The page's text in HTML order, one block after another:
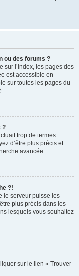
ou des forums ?
sur l’index, les pages des
est accessible en
sur toutes les pages du
?
trop de termes
d’être plus précis et
avancée.
?!
le serveur puisse les
plus précis dans les
lesquels vous souhaitez
sur le lien « Trouver